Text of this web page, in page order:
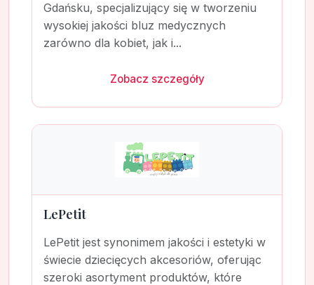
Gdańsku, specjalizujący się w tworzeniu
wysokiej jakości bluz medycznych
zarówno dla kobiet, jak i...
Zobacz szczegóły
LePetit
LePetit jest synonimem jakości i estetyki w
świecie dziecięcych akcesoriów, oferując
szeroki asortyment produktów, które